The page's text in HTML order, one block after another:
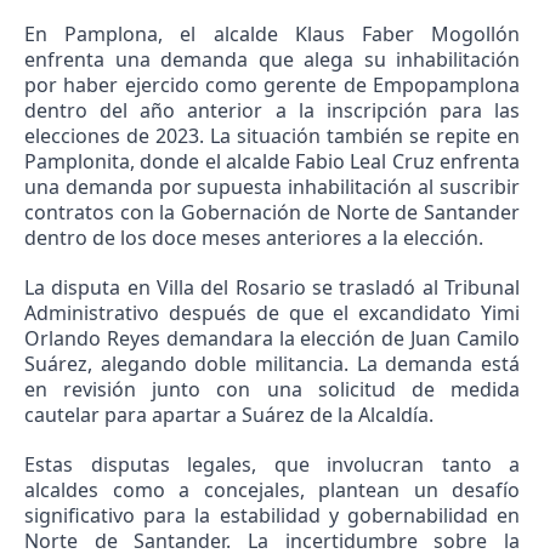
En Pamplona, el alcalde Klaus Faber Mogollón
enfrenta una demanda que alega su inhabilitación
por haber ejercido como gerente de Empopamplona
dentro del año anterior a la inscripción para las
elecciones de 2023. La situación también se repite en
Pamplonita, donde el alcalde Fabio Leal Cruz enfrenta
una demanda por supuesta inhabilitación al suscribir
contratos con la Gobernación de Norte de Santander
dentro de los doce meses anteriores a la elección.
La disputa en Villa del Rosario se trasladó al Tribunal
Administrativo después de que el excandidato Yimi
Orlando Reyes demandara la elección de Juan Camilo
Suárez, alegando doble militancia. La demanda está
en revisión junto con una solicitud de medida
cautelar para apartar a Suárez de la Alcaldía.
Estas disputas legales, que involucran tanto a
alcaldes como a concejales, plantean un desafío
significativo para la estabilidad y gobernabilidad en
Norte de Santander. La incertidumbre sobre la